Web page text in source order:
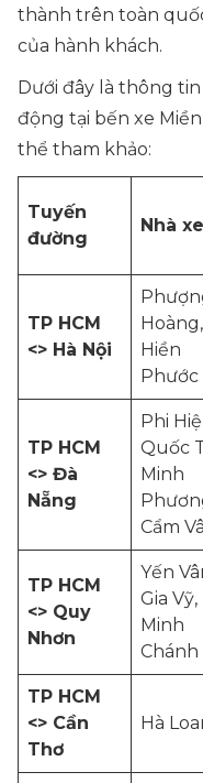
thành trên toàn
của hành khách.
Dưới đây là thông
động tại bến xe
thể tham khảo:
Tuyến
đường
Nhà xe
TP HCM
<> Hà Nội
Hoàng,
Hiền
Phước
TP HCM
<> Đà
Nẵng
Phi
Quốc
Minh
Cẩm
TP HCM
<> Quy
Nhơn
Yến
Gia Vỹ,
Minh
Chánh
TP HCM
<> Cần
Thơ
Hà